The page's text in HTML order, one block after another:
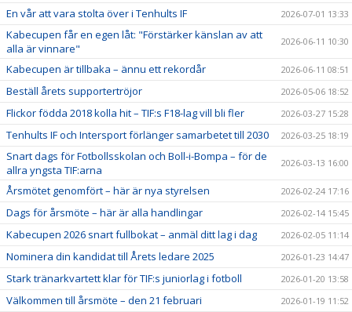
En vår att vara stolta över i Tenhults IF 2026-07-01 13:33
Kabecupen får en egen låt: "Förstärker känslan av att
alla är vinnare"
2026-06-11 10:30
Kabecupen är tillbaka – ännu ett rekordår 2026-06-11 08:51
Beställ årets supportertröjor 2026-05-06 18:52
Flickor födda 2018 kolla hit – TIF:s F18-lag vill bli fler 2026-03-27 15:28
Tenhults IF och Intersport förlänger samarbetet till 2030 2026-03-25 18:19
Snart dags för Fotbollsskolan och Boll-i-Bompa – för de
allra yngsta TIF:arna
2026-03-13 16:00
Årsmötet genomfört – här är nya styrelsen 2026-02-24 17:16
Dags för årsmöte – här är alla handlingar 2026-02-14 15:45
Kabecupen 2026 snart fullbokat – anmäl ditt lag i dag 2026-02-05 11:14
Nominera din kandidat till Årets ledare 2025 2026-01-23 14:47
Stark tränarkvartett klar för TIF:s juniorlag i fotboll 2026-01-20 13:58
Välkommen till årsmöte – den 21 februari 2026-01-19 11:52